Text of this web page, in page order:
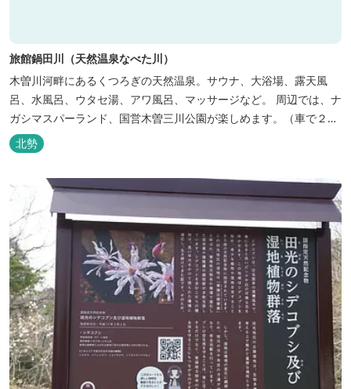
旅館鍋田川（天然温泉なべた川）
木曽川河畔にあるくつろぎの天然温泉。サウナ、大浴場、露天風
呂、水風呂、ウタセ湯、アワ風呂、マッサージなど。 周辺では、ナ
ガシマスパーランド、国営木曽三川公園が楽しめます。（車で２０
分）
北勢